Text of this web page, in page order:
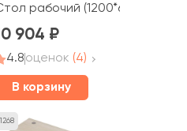
модуль
рабочий (1200*600*750)
904
4.8оценок (4)
В корзину